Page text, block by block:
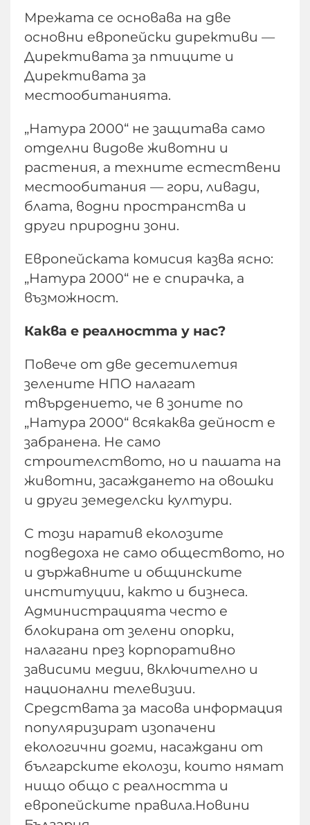
Мрежата се основава на две
основни европейски директиви —
Директивата за птиците и
Директивата за
местообитанията.
„Натура 2000“ не защитава само
отделни видове животни и
растения, а техните естествени
местообитания — гори, ливади,
блата, водни пространства и
други природни зони.
Европейската комисия казва ясно:
„Натура 2000“ не е спирачка, а
възможност.
Каква е реалността у нас?
Повече от две десетилетия
зелените НПО налагат
твърдението, че в зоните по
„Натура 2000“ всякаква дейност е
забранена. Не само
строителството, но и пашата на
животни, засаждането на овошки
и други земеделски култури.
С този наратив еколозите
подведоха не само обществото, но
и държавните и общинските
институции, както и бизнеса.
Администрацията често е
блокирана от зелени опорки,
налагани през корпоративно
зависими медии, включително и
национални телевизии.
Средствата за масова информация
популяризират изопачени
екологични догми, насаждани от
българските еколози, които нямат
нищо общо с реалността и
европейските правила.Новини